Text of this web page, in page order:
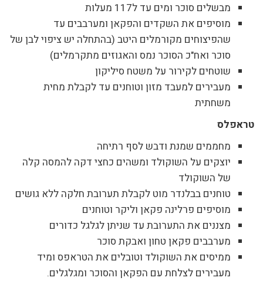
מבשלים סוכר ומים עד ל117 מעלות
מוסיפים את השקדים והפקאן ומערבבים עד
שהפיצוחים מקורמלים היטב (בהתחלה יש ציפוי לבן של
סוכר ואח"כ הסוכר נמס והאגוזים מתקרמלים)
שוטחים לקירור על משטח סיליקון
מעבירים למעבד מזון וטוחנים עד לקבלת מחית
משחתית
טראפלס
מחממים שמנת ודבש לסף רתיחה
יוצקים על השוקולד ומשהים כחצי דקה להמסה קלה
של השוקולד
טוחנים בבלנדר מוט לקבלת תערובת חלקה ללא גושים
מוסיפים פרלינה פקאן וליקר וטוחנים
מצננים את התערובת עד שניתן לגלגל כדורים
מערבבים פקאן טחון ואבקת סוכר
ממיסים את השוקולד וטובלים את הטראפס ומיד
מעבירים לצלחת עם הפקאן והסוכר ומגלגלים.